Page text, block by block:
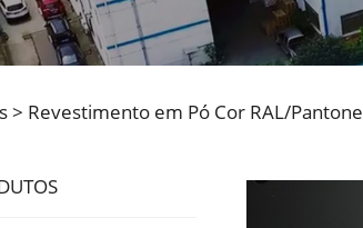
> Revestimento em Pó Cor RAL/Pantone